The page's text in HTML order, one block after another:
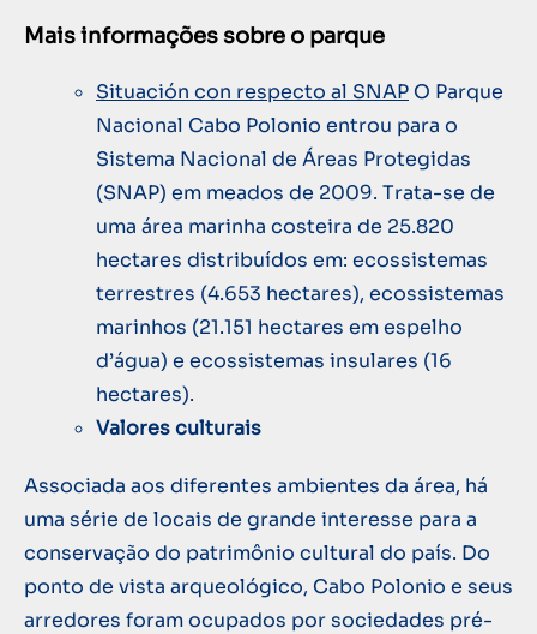
Mais informações sobre o parque
Situación con respecto al SNAP O Parque
Nacional Cabo Polonio entrou para o
Sistema Nacional de Áreas Protegidas
(SNAP) em meados de 2009. Trata-se de
uma área marinha costeira de 25.820
hectares distribuídos em: ecossistemas
terrestres (4.653 hectares), ecossistemas
marinhos (21.151 hectares em espelho
d’água) e ecossistemas insulares (16
hectares).
Valores culturais
Associada aos diferentes ambientes da área, há
uma série de locais de grande interesse para a
conservação do patrimônio cultural do país. Do
ponto de vista arqueológico, Cabo Polonio e seus
arredores foram ocupados por sociedades pré-